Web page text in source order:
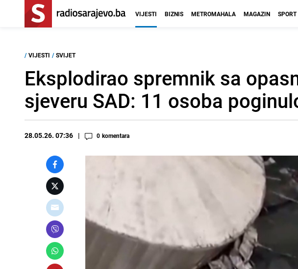
VIJESTI BIZNIS METROMAHALA MAGAZIN SPORT
/ VIJESTI / SVIJET
Eksplodirao spremnik sa
sjeveru SAD: 11 osoba
28.05.26. 07:36 0 komentara